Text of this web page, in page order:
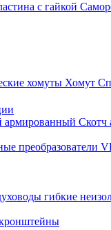
с гайкой
хомуты Хомут
армированный
преобразователи
гибкие